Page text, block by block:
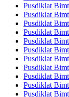
Pusdiklat
Pusdiklat
Pusdiklat
Pusdiklat
Pusdiklat
Pusdiklat
Pusdiklat
Pusdiklat
Pusdiklat
Pusdiklat
Pusdiklat